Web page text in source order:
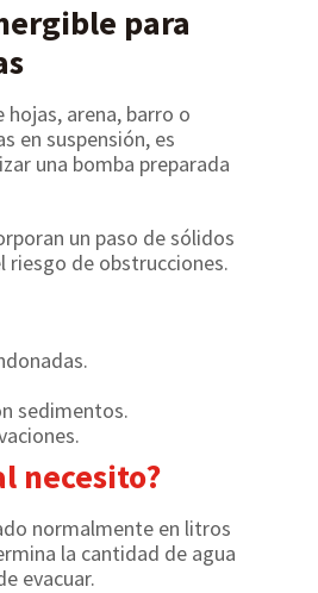
para
hojas, arena, barro o
en suspensión, es
una bomba preparada
un paso de sólidos
riesgo de obstrucciones.
sedimentos.
necesito?
normalmente en litros
la cantidad de agua
evacuar.